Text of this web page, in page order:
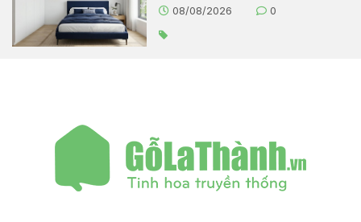
08/08/2026 0